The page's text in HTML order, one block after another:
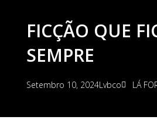
FICÇÃO QUE
SEMPRE
Setembro 10, 2024Lvbco LÁ